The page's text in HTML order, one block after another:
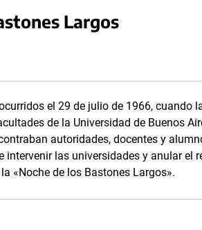
Largos
el 29 de julio de 1966, cuando
de la Universidad de Buenos
autoridades, docentes y
las universidades y anular el
«Noche de los Bastones Largos».